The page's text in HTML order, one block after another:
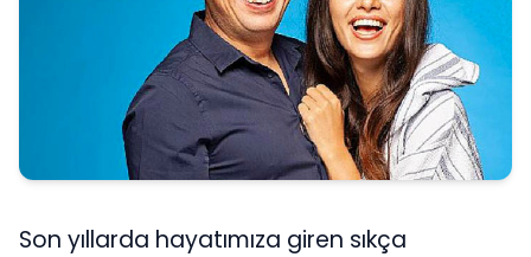
Son yıllarda hayatımıza giren sıkça